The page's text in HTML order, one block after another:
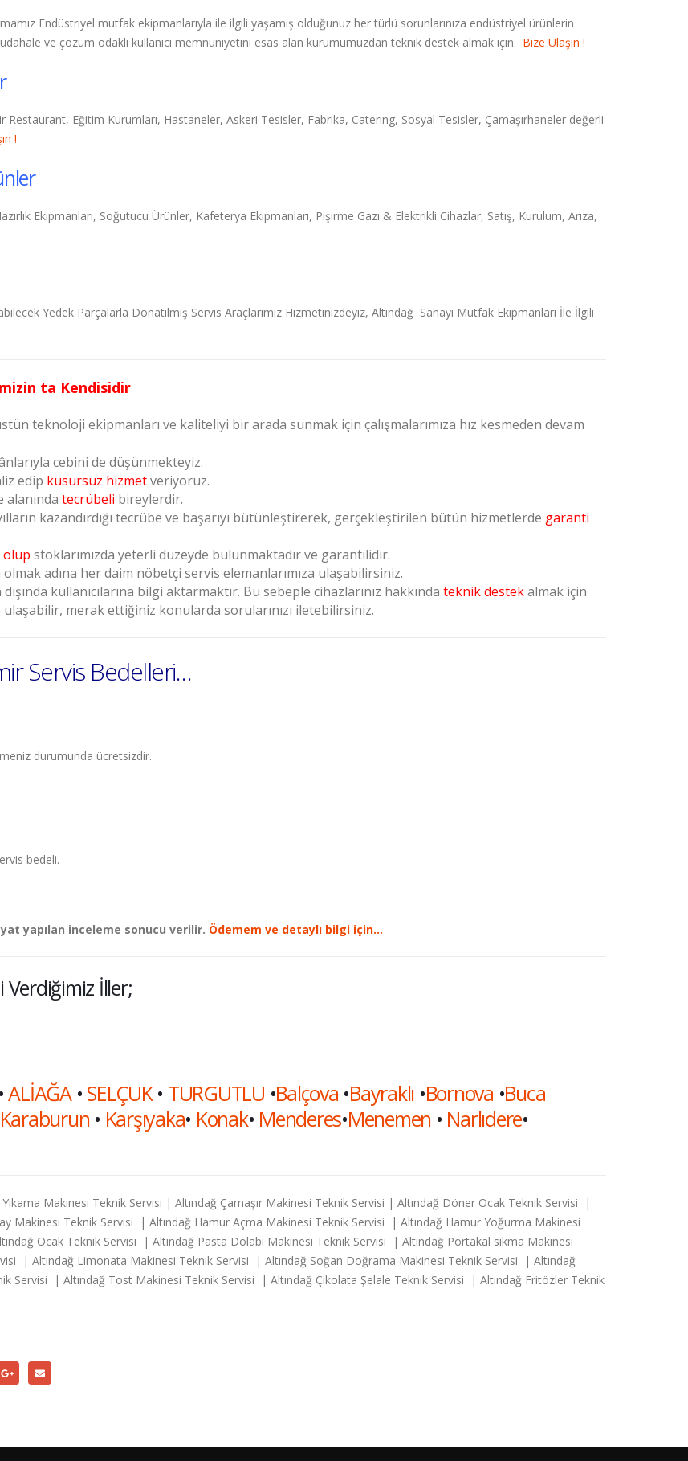
Endüstriyel mutfak ekipmanlarıyla ile ilgili yaşamış olduğunuz her türlü sorunlarınıza endüstriyel ürünlerin
ve çözüm odaklı kullanıcı memnuniyetini esas alan kurumumuzdan teknik destek almak için. Bize Ulaşın !
Eğitim Kurumları, Hastaneler, Askeri Tesisler, Fabrika, Catering, Sosyal Tesisler, Çamaşırhaneler değerli
!
Ekipmanları, Soğutucu Ürünler, Kafeterya Ekipmanları, Pişirme Gazı & Elektrikli Cihazlar, Satış, Kurulum, Arıza,
Yedek Parçalarla Donatılmış Servis Araçlarımız Hizmetinizdeyiz, Altındağ Sanayi Mutfak Ekipmanları İle İlgili
ta Kendisidir
teknoloji ekipmanları ve kaliteliyi bir arada sunmak için çalışmalarımıza hız kesmeden devam
cebini de düşünmekteyiz.
edip kusursuz hizmetveriyoruz.
tecrübeli bireylerdir.
kazandırdığı tecrübe ve başarıyı bütünleştirerek, gerçekleştirilen bütün hizmetlerde garanti
stoklarımızda yeterli düzeyde bulunmaktadır ve garantilidir.
olmak adına her daim nöbetçi servis elemanlarımıza ulaşabilirsiniz.
kullanıcılarına bilgi aktarmaktır. Bu sebeple cihazlarınız hakkında teknik destekalmak için
merak ettiğiniz konularda sorularınızı iletebilirsiniz.
Servis Bedelleri…
durumunda ücretsizdir.
bedeli.
yapılan inceleme sonucu verilir. Ödemem ve detaylı bilgi için…
İller;
ALİAĞA• SELÇUK• TURGUTLU •Balçova •Bayraklı •Bornova •Buca
Karaburun• Karşıyaka• Konak• Menderes•Menemen • Narlıdere•
Makinesi Teknik Servisi | Altındağ Çamaşır Makinesi Teknik Servisi | Altındağ Döner Ocak Teknik Servisi |
Makinesi Teknik Servisi | Altındağ Hamur Açma Makinesi Teknik Servisi | Altındağ Hamur Yoğurma Makinesi
Ocak Teknik Servisi | Altındağ Pasta Dolabı Makinesi Teknik Servisi | Altındağ Portakal sıkma Makinesi
| Altındağ Limonata Makinesi Teknik Servisi | Altındağ Soğan Doğrama Makinesi Teknik Servisi | Altındağ
Servisi | Altındağ Tost Makinesi Teknik Servisi | Altındağ Çikolata Şelale Teknik Servisi | Altındağ Fritözler Teknik